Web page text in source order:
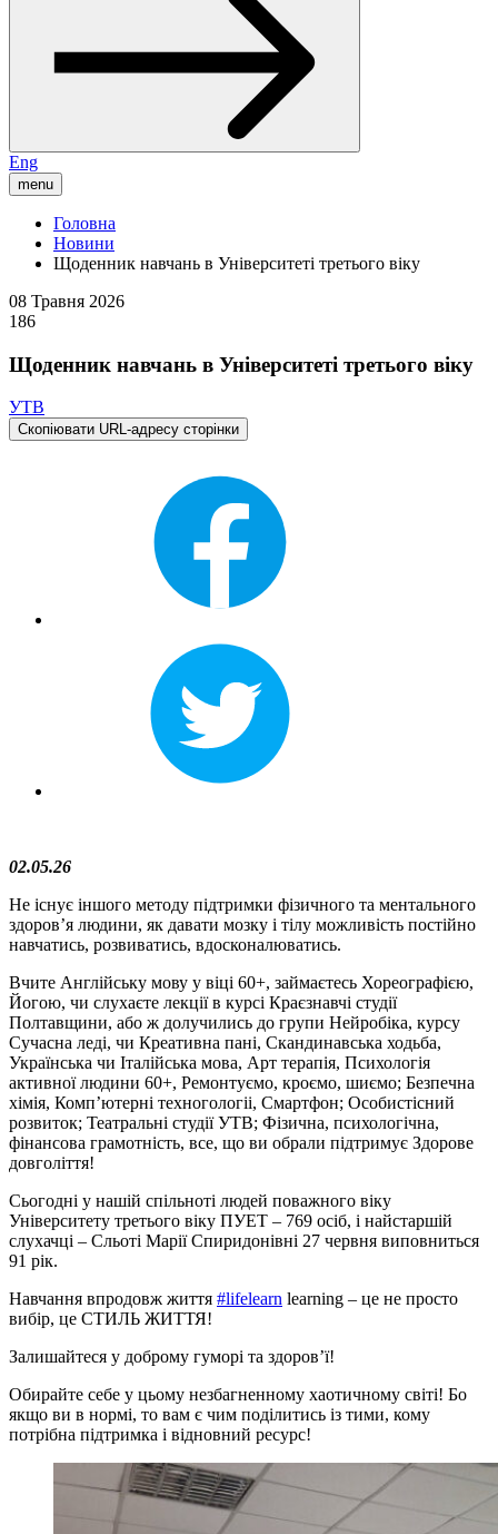
Eng
menu
Головна
Новини
Щоденник навчань в Університеті третього віку
08 Травня 2026
186
Щоденник навчань в Університеті третього віку
УТВ
Скопіювати URL-адресу сторінки
02.05.26
Не існує іншого методу підтримки фізичного та ментального
здоровʼя людини, як давати мозку і тілу можливість постійно
навчатись, розвиватись, вдосконалюватись.
Вчите Англійську мову у віці 60+, займаєтесь Хореографією,
Йогою, чи слухаєте лекції в курсі Краєзнавчі студії
Полтавщини, або ж долучились до групи Нейробіка, курсу
Сучасна леді, чи Креативна пані, Скандинавська ходьба,
Українська чи Італійська мова, Арт терапія, Психологія
активної людини 60+, Ремонтуємо, кроємо, шиємо; Безпечна
хімія, Компʼютерні техногологіі, Смартфон; Особистісний
розвиток; Театральні студії УТВ; Фізична, психологічна,
фінансова грамотність, все, що ви обрали підтримує Здорове
довголіття!
Сьогодні у нашій спільноті людей поважного віку
Університету третього віку ПУЕТ – 769 осіб, і найстаршій
слухачці – Сльоті Марії Спиридонівні 27 червня виповниться
91 рік.
Навчання впродовж життя #lifelearn learning – це не просто
вибір, це СТИЛЬ ЖИТТЯ!
Залишайтеся у доброму гуморі та здоровʼї!
Обирайте себе у цьому незбагненному хаотичному світі! Бо
якщо ви в нормі, то вам є чим поділитись із тими, кому
потрібна підтримка і відновний ресурс!